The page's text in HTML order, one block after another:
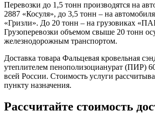
Перевозки до 1,5 тонн производятся на
2887 «Косуля», до 3,5 тонн – на
«Гризли». До 20 тонн – на грузовиках
Грузоперевозки объемом свыше 20 тонн
железнодорожным транспортом.
Доставка товара Фальцевая кровельная
утеплителем пенополизоцианурат (ПИР)
всей России. Стоимость услуги
пункту назначения.
Рассчитайте стоимость